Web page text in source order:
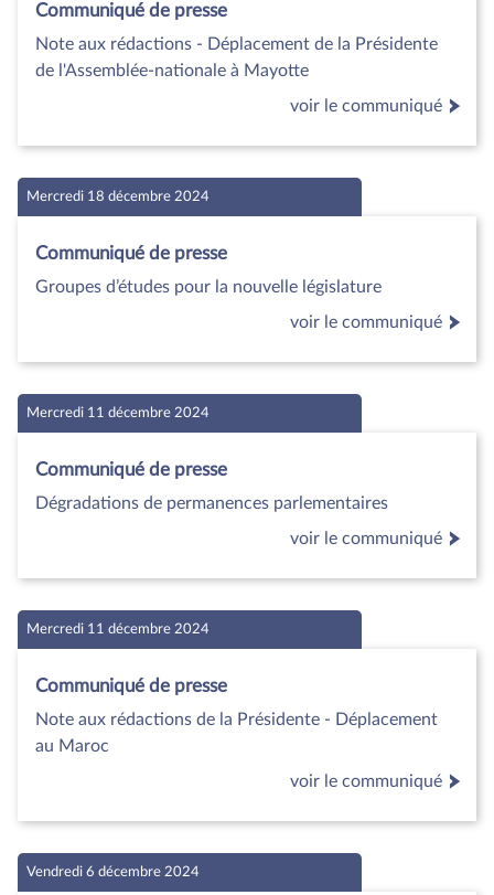
Communiqué de presse
Note aux rédactions - Déplacement de la Présidente
de l'Assemblée-nationale à Mayotte
voir le communiqué
Mercredi 18 décembre 2024
Communiqué de presse
Groupes d’études pour la nouvelle législature
voir le communiqué
Mercredi 11 décembre 2024
Communiqué de presse
Dégradations de permanences parlementaires
voir le communiqué
Mercredi 11 décembre 2024
Communiqué de presse
Note aux rédactions de la Présidente - Déplacement
au Maroc
voir le communiqué
Vendredi 6 décembre 2024